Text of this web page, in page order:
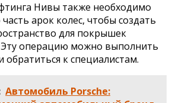
Нивы также необходимо
арок колес, чтобы создать
для покрышек
операцию можно выполнить
обратиться к специалистам.
Автомобиль Porsche: